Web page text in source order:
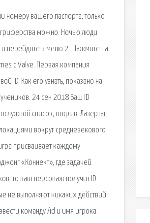
номеру вашего паспорта, только
можно. Ночью люди
и перейдите в меню 2- Нажмите на
с Valve. Первая компания
ID. Как его узнать, показано на
24 сен 2018 Ваш ID
список, открыв. Лазертаг
вокруг средневекового
присваивает каждому
«Коннект», где задачей
то ваш персонаж получит ID
не выполняют никаких действий.
команду /id и имя игрока.